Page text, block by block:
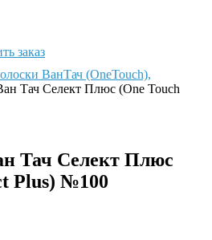
заказ
ВанТач (OneTouch),
Тач Селект Плюс (One Touch
Тач Селект Плюс
Plus) №100